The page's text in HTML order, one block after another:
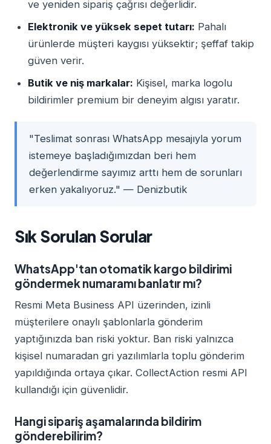
ve yeniden sipariş çağrısı değerlidir.
Elektronik ve yüksek sepet tutarı: Pahalı
ürünlerde müşteri kaygısı yüksektir; şeffaf takip
güven verir.
Butik ve niş markalar: Kişisel, marka logolu
bildirimler premium bir deneyim algısı yaratır.
"Teslimat sonrası WhatsApp mesajıyla yorum
istemeye başladığımızdan beri hem
değerlendirme sayımız arttı hem de sorunları
erken yakalıyoruz." — Denizbutik
Sık Sorulan Sorular
WhatsApp'tan otomatik kargo bildirimi
göndermek numaramı banlatır mı?
Resmi Meta Business API üzerinden, izinli
müşterilere onaylı şablonlarla gönderim
yaptığınızda ban riski yoktur. Ban riski yalnızca
kişisel numaradan gri yazılımlarla toplu gönderim
yapıldığında ortaya çıkar. CollectAction resmi API
kullandığı için güvenlidir.
Hangi sipariş aşamalarında bildirim
gönderebilirim?